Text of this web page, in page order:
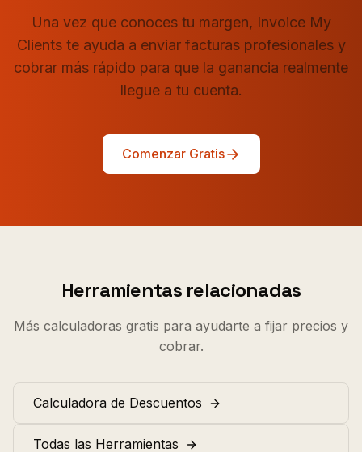
Una vez que conoces tu margen, Invoice My
Clients te ayuda a enviar facturas profesionales y
cobrar más rápido para que la ganancia realmente
llegue a tu cuenta.
Comenzar Gratis
Herramientas relacionadas
Más calculadoras gratis para ayudarte a fijar precios y
cobrar.
Calculadora de Descuentos
Todas las Herramientas